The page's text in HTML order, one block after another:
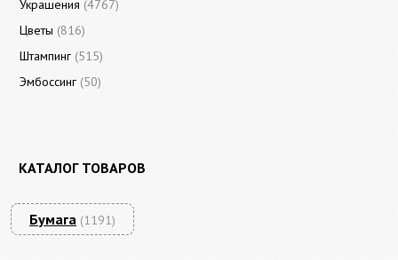
Украшения (4767)
Цветы (816)
Штампинг (515)
Эмбоссинг (50)
КАТАЛОГ ТОВАРОВ
Бумага (1191)